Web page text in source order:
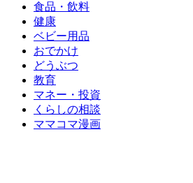
食品・飲料
健康
ベビー用品
おでかけ
どうぶつ
教育
マネー・投資
くらしの相談
ママコマ漫画